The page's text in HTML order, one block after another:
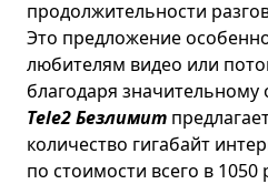
продолжительности
Это предложение
любителям видео или
благодаря
Tele2 Безлимит
количество гигабайт
по стоимости всего в